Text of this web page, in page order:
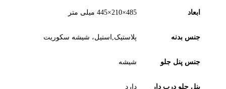
ابعاد 485×210×445 میلی متر
جنس بدنه پلاستیک,استیل، شیشه سکوریت
جنس پنل جلو شیشه
پنل جلو درب دار دارد